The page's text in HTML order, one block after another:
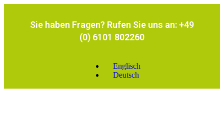
Sie haben Fragen? Rufen Sie uns an: +49
(0) 6101 802260
Englisch
Deutsch